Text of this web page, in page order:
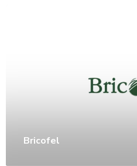
Bricofel